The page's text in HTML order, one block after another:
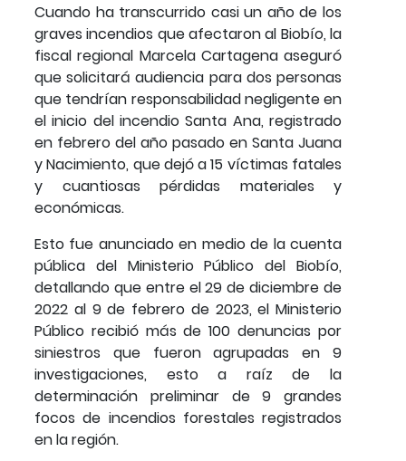
Cuando ha transcurrido casi un año de los
graves incendios que afectaron al Biobío, la
fiscal regional Marcela Cartagena aseguró
que solicitará audiencia para dos personas
que tendrían responsabilidad negligente en
el inicio del incendio Santa Ana, registrado
en febrero del año pasado en Santa Juana
y Nacimiento, que dejó a 15 víctimas fatales
y cuantiosas pérdidas materiales y
económicas.
Esto fue anunciado en medio de la cuenta
pública del Ministerio Público del Biobío,
detallando que entre el 29 de diciembre de
2022 al 9 de febrero de 2023, el Ministerio
Público recibió más de 100 denuncias por
siniestros que fueron agrupadas en 9
investigaciones, esto a raíz de la
determinación preliminar de 9 grandes
focos de incendios forestales registrados
en la región.